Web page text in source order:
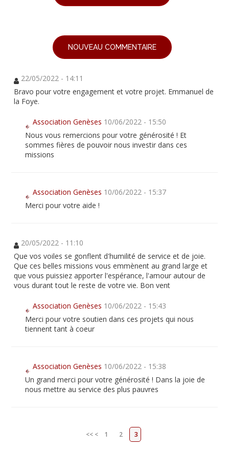
NOUVEAU COMMENTAIRE
22/05/2022 - 14:11
Bravo pour votre engagement et votre projet. Emmanuel de
la Foye.
Association Genèses 10/06/2022 - 15:50
Nous vous remercions pour votre générosité ! Et
sommes fières de pouvoir nous investir dans ces
missions
Association Genèses 10/06/2022 - 15:37
Merci pour votre aide !
20/05/2022 - 11:10
Que vos voiles se gonflent d'humilité de service et de joie.
Que ces belles missions vous emmènent au grand large et
que vous puissiez apporter l'espérance, l'amour autour de
vous durant tout le reste de votre vie. Bon vent
Association Genèses 10/06/2022 - 15:43
Merci pour votre soutien dans ces projets qui nous
tiennent tant à coeur
Association Genèses 10/06/2022 - 15:38
Un grand merci pour votre générosité ! Dans la joie de
nous mettre au service des plus pauvres
<< < 1 2 3